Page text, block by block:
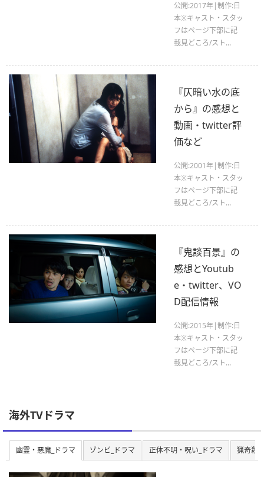
公開:2017年|制作:日
本※キャスト・スタッ
フはページ下部に記
載見どころ/スト...
『仄暗い水の底
から』の感想と
動画・twitter評
価など
公開:2001年|制作:日
本※キャスト・スタッ
フはページ下部に記
載見どころ/スト...
『鬼談百景』の
感想とYoutub
e・twitter、VO
D配信情報
公開:2015年|制作:日
本※キャスト・スタッ
フはページ下部に記
載見どころ/スト...
海外TVドラマ
幽霊・悪魔_ドラマ ゾンビ_ドラマ 正体不明・呪い_ドラマ 猟奇殺